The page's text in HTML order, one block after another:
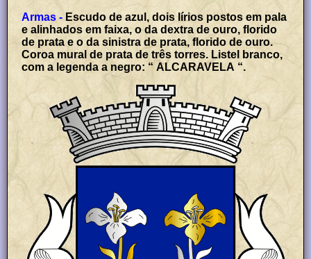
Armas - Escudo de azul, dois lírios postos em pala
e alinhados em faixa, o da dextra de ouro, florido
de prata e o da sinistra de prata, florido de ouro.
Coroa mural de prata de três torres. Listel branco,
com a legenda a negro: “ ALCARAVELA “.